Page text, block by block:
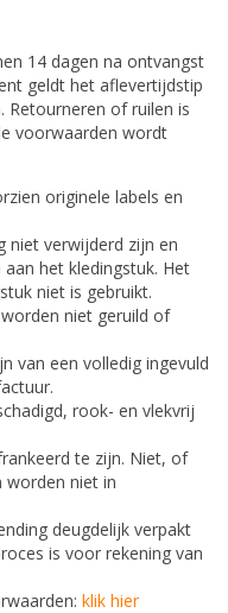
14 dagen na ontvangst
geldt het aflevertijdstip
Retourneren of ruilen is
voorwaarden wordt
originele labels en
niet verwijderd zijn en
het kledingstuk. Het
niet is gebruikt.
niet geruild of
van een volledig ingevuld
rook- en vlekvrij
te zijn. Niet, of
worden niet in
deugdelijk verpakt
is voor rekening van
klik hier